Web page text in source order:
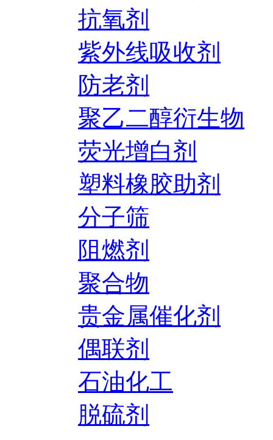
抗氧剂
紫外线吸收剂
防老剂
聚乙二醇衍生物
荧光增白剂
塑料橡胶助剂
分子筛
阻燃剂
聚合物
贵金属催化剂
偶联剂
石油化工
脱硫剂